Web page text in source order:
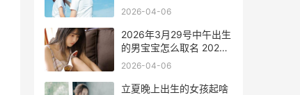
2026年二月初七日历
2026-04-06
2026年3月29号中午出生
的男宝宝怎么取名 2026
年3月29日召开的什么会
2026-04-06
立夏晚上出生的女孩起啥